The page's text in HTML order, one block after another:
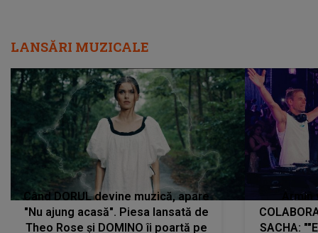
LANSĂRI MUZICALE
Când DORUL devine muzică, apare
"Nu ajung acasă". Piesa lansată de
Theo Rose și DOMINO îi poartă pe
SACHA: